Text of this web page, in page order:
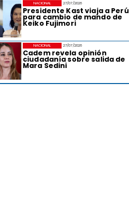
27/07/2026
Presidente Kast viaja a Perú
para cambio de mando de
Keiko Fujimori
NACIONAL
27/07/2026
Cadem revela opinión
ciudadanía sobre salida de
Mara Sedini
NACIONAL